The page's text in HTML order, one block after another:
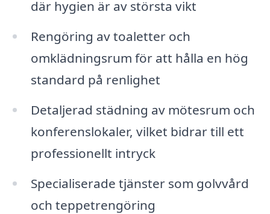
där hygien är av största vikt
Rengöring av toaletter och
omklädningsrum för att hålla en hög
standard på renlighet
Detaljerad städning av mötesrum och
konferenslokaler, vilket bidrar till ett
professionellt intryck
Specialiserade tjänster som golvvård
och teppetrengöring